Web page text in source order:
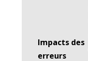
Impacts des
erreurs